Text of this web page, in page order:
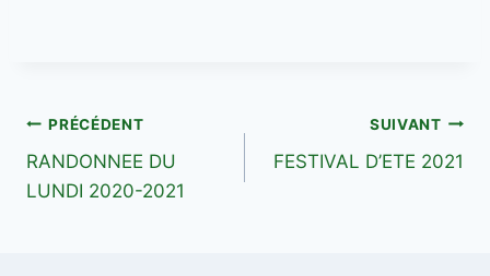
Navigation
de
PRÉCÉDENT
RANDONNEE DU
LUNDI 2020-2021
SUIVANT
FESTIVAL D’ETE 2021